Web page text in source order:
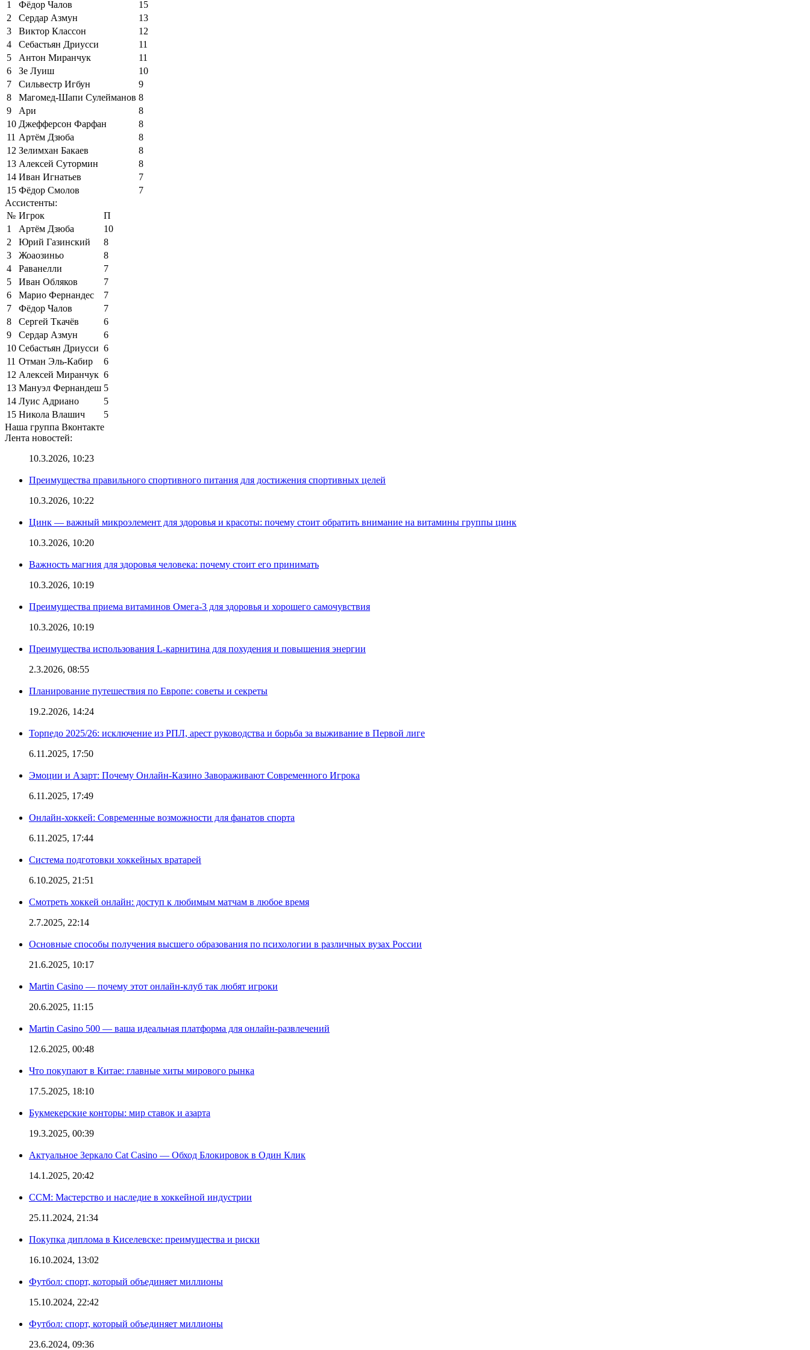
1
Фёдор Чалов
15
2
Сердар Азмун
13
3
Виктор Классон
12
4
Себастьян Дриусси
11
5
Антон Миранчук
11
6
Зе Луиш
10
7
Сильвестр Игбун
9
8
Магомед-Шапи Сулейманов 8
9
Ари
8
10 Джефферсон Фарфан
8
11 Артём Дзюба
8
12 Зелимхан Бакаев
8
13 Алексей Сутормин
8
14 Иван Игнатьев
7
15 Фёдор Смолов
7
Ассистенты:
№ Игрок
П
1
Артём Дзюба
10
2
Юрий Газинский
8
3
Жоаозиньо
8
4
Раванелли
7
5
Иван Обляков
7
6
Марио Фернандес
7
7
Фёдор Чалов
7
8
Сергей Ткачёв
6
9
Сердар Азмун
6
10 Себастьян Дриусси 6
11 Отман Эль-Кабир
6
12 Алексей Миранчук 6
13 Мануэл Фернандеш 5
14 Луис Адриано
5
15 Никола Влашич
5
Наша группа Вконтакте
Лента новостей:
10.3.2026, 10:23
Преимущества правильного спортивного питания для достижения спортивных целей
10.3.2026, 10:22
Цинк — важный микроэлемент для здоровья и красоты: почему стоит обратить внимание на витамины группы цинк
10.3.2026, 10:20
Важность магния для здоровья человека: почему стоит его принимать
10.3.2026, 10:19
Преимущества приема витаминов Омега-3 для здоровья и хорошего самочувствия
10.3.2026, 10:19
Преимущества использования L-карнитина для похудения и повышения энергии
2.3.2026, 08:55
Планирование путешествия по Европе: советы и секреты
19.2.2026, 14:24
Торпедо 2025/26: исключение из РПЛ, арест руководства и борьба за выживание в Первой лиге
6.11.2025, 17:50
Эмоции и Азарт: Почему Онлайн-Казино Завораживают Современного Игрока
6.11.2025, 17:49
Онлайн-хоккей: Современные возможности для фанатов спорта
6.11.2025, 17:44
Система подготовки хоккейных вратарей
6.10.2025, 21:51
Смотреть хоккей онлайн: доступ к любимым матчам в любое время
2.7.2025, 22:14
Основные способы получения высшего образования по психологии в различных вузах России
21.6.2025, 10:17
Martin Casino — почему этот онлайн-клуб так любят игроки
20.6.2025, 11:15
Martin Casino 500 — ваша идеальная платформа для онлайн-развлечений
12.6.2025, 00:48
Что покупают в Китае: главные хиты мирового рынка
17.5.2025, 18:10
Букмекерские конторы: мир ставок и азарта
19.3.2025, 00:39
Актуальное Зеркало Cat Casino — Обход Блокировок в Один Клик
14.1.2025, 20:42
CCM: Мастерство и наследие в хоккейной индустрии
25.11.2024, 21:34
Покупка диплома в Киселевске: преимущества и риски
16.10.2024, 13:02
Футбол: спорт, который объединяет миллионы
15.10.2024, 22:42
Футбол: спорт, который объединяет миллионы
23.6.2024, 09:36